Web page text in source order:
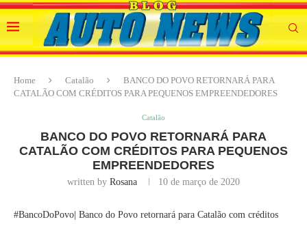
Home Catalão
BANCO DO POVO RETORNARÁ PARA
CATALÃO COM CRÉDITOS PARA PEQUENOS EMPREENDEDORES
Catalão
BANCO DO POVO RETORNARÁ PARA
CATALÃO COM CRÉDITOS PARA PEQUENOS
EMPREENDEDORES
written by Rosana 10 de março de 2020
#BancoDoPovo| Banco do Povo retornará para Catalão com créditos